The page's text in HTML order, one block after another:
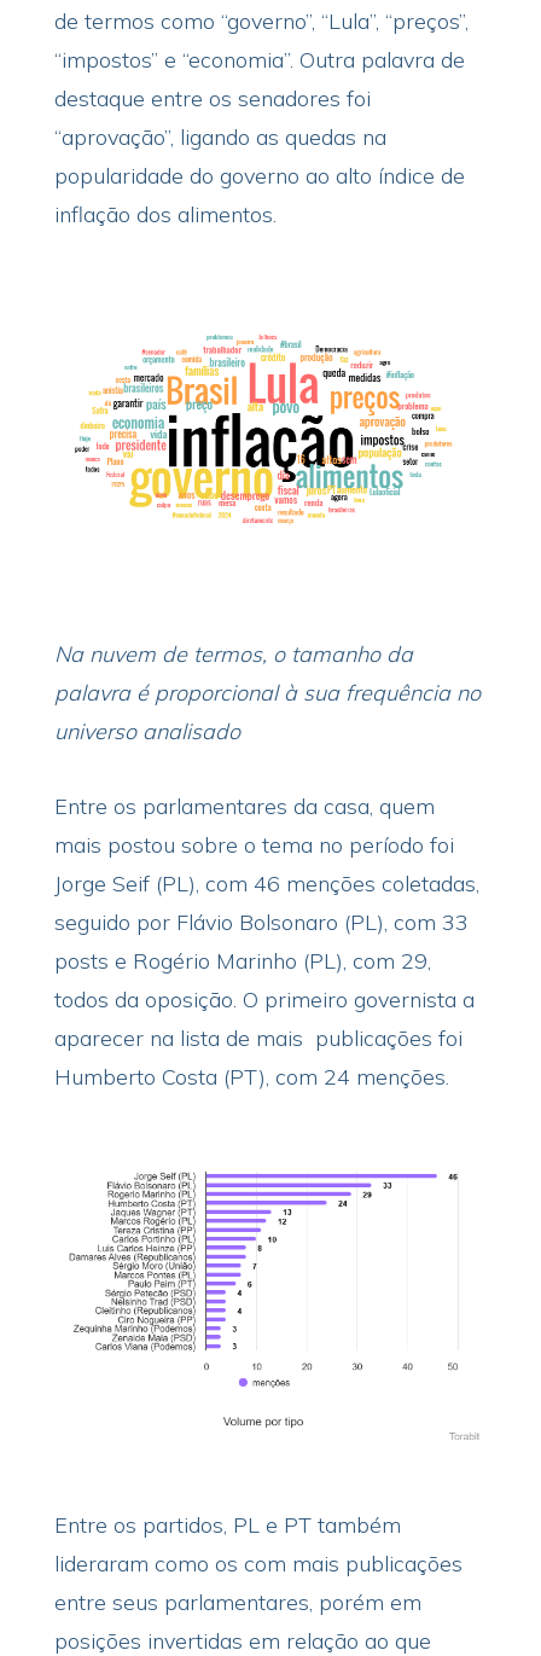
de termos como “governo”, “Lula”, “preços”,
“impostos” e “economia”. Outra palavra de
destaque entre os senadores foi
“aprovação”, ligando as quedas na
popularidade do governo ao alto índice de
inflação dos alimentos.
Na nuvem de termos, o tamanho da
palavra é proporcional à sua frequência no
universo analisado
Entre os parlamentares da casa, quem
mais postou sobre o tema no período foi
Jorge Seif (PL), com 46 menções coletadas,
seguido por Flávio Bolsonaro (PL), com 33
posts e Rogério Marinho (PL), com 29,
todos da oposição. O primeiro governista a
aparecer na lista de mais publicações foi
Humberto Costa (PT), com 24 menções.
Entre os partidos, PL e PT também
lideraram como os com mais publicações
entre seus parlamentares, porém em
posições invertidas em relação ao que